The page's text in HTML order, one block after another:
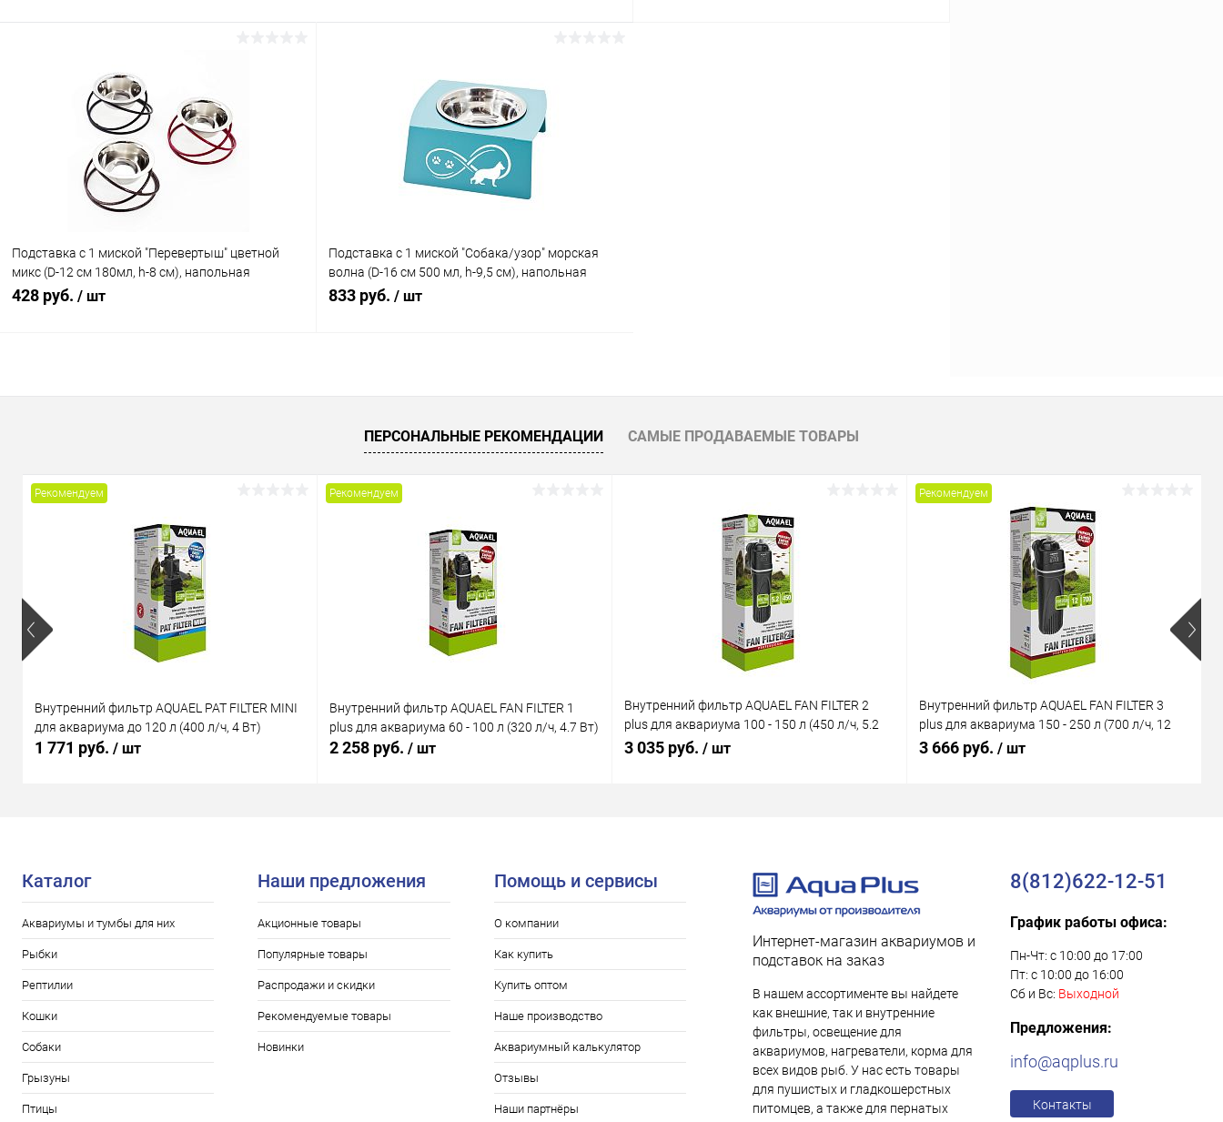
Купить в 1 клик Сравнение
В наличии
Купить в 1 клик Сравнение
В избранное В наличии
Подставка с 1 миской "Перевертыш" цветной
микс (D-12 см 180мл, h-8 см), напольная
металлическая, для животных
428 руб. / шт
Подставка с 1 миской "Собака/узор" морская
волна (D-16 см 500 мл, h-9,5 см), напольная
металлическая, для животных
833 руб. / шт
В наличии
ПЕРСОНАЛЬНЫЕ РЕКОМЕНДАЦИИ САМЫЕ ПРОДАВАЕМЫЕ ТОВАРЫ
Рекомендуем
Внутренний фильтр AQUAEL PAT FILTER MINI
для аквариума до 120 л (400 л/ч, 4 Вт)
1 771 руб. / шт
Рекомендуем
Внутренний фильтр AQUAEL FAN FILTER 1
plus для аквариума 60 - 100 л (320 л/ч, 4.7 Вт)
2 258 руб. / шт
Внутренний фильтр AQUAEL FAN FILTER 2
plus для аквариума 100 - 150 л (450 л/ч, 5.2
Вт)
3 035 руб. / шт
Рекомендуем
Внутренний фильтр AQUAEL FAN FILTER 3
plus для аквариума 150 - 250 л (700 л/ч, 12
Вт)
3 666 руб. / шт
Каталог
Аквариумы и тумбы для них
Рыбки
Рептилии
Кошки
Собаки
Грызуны
Птицы
Наши предложения
Акционные товары
Популярные товары
Распродажи и скидки
Рекомендуемые товары
Новинки
Помощь и сервисы
О компании
Как купить
Купить оптом
Наше производство
Аквариумный калькулятор
Отзывы
Наши партнёры
Интернет-магазин аквариумов и
подставок на заказ
В нашем ассортименте вы найдете
как внешние, так и внутренние
фильтры, освещение для
аквариумов, нагреватели, корма для
всех видов рыб. У нас есть товары
для пушистых и гладкошерстных
питомцев, а также для пернатых
8(812)622-12-51
График работы офиса:
Пн-Чт: с 10:00 до 17:00
Пт: с 10:00 до 16:00
Сб и Вс: Выходной
Предложения:
info@aqplus.ru
Контакты